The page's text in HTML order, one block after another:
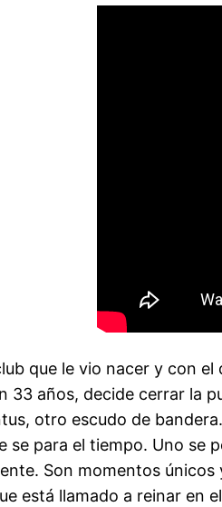
que le vio nacer y con
33 años, decide cerrar la
otro escudo de
se para el tiempo. Uno se
Son momentos
está llamado a reinar en